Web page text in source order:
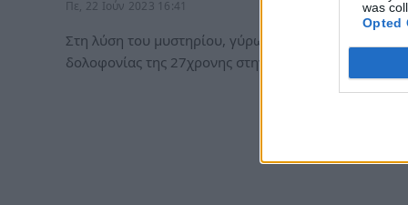
was
Opted
Πε, 22 Ιούν 2023 16:41
Στη λύση του μυστηρίου, γύρω από την υπόθεση
δολοφονίας της 27χρονης στην Κω…